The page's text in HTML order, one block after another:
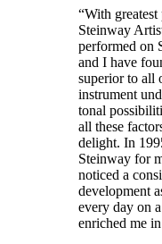
“With
Steinway
performed on
and I have
superior to all
instrument
tonal
all these
delight. In
Steinway for
noticed a
development
every day on
enriched me